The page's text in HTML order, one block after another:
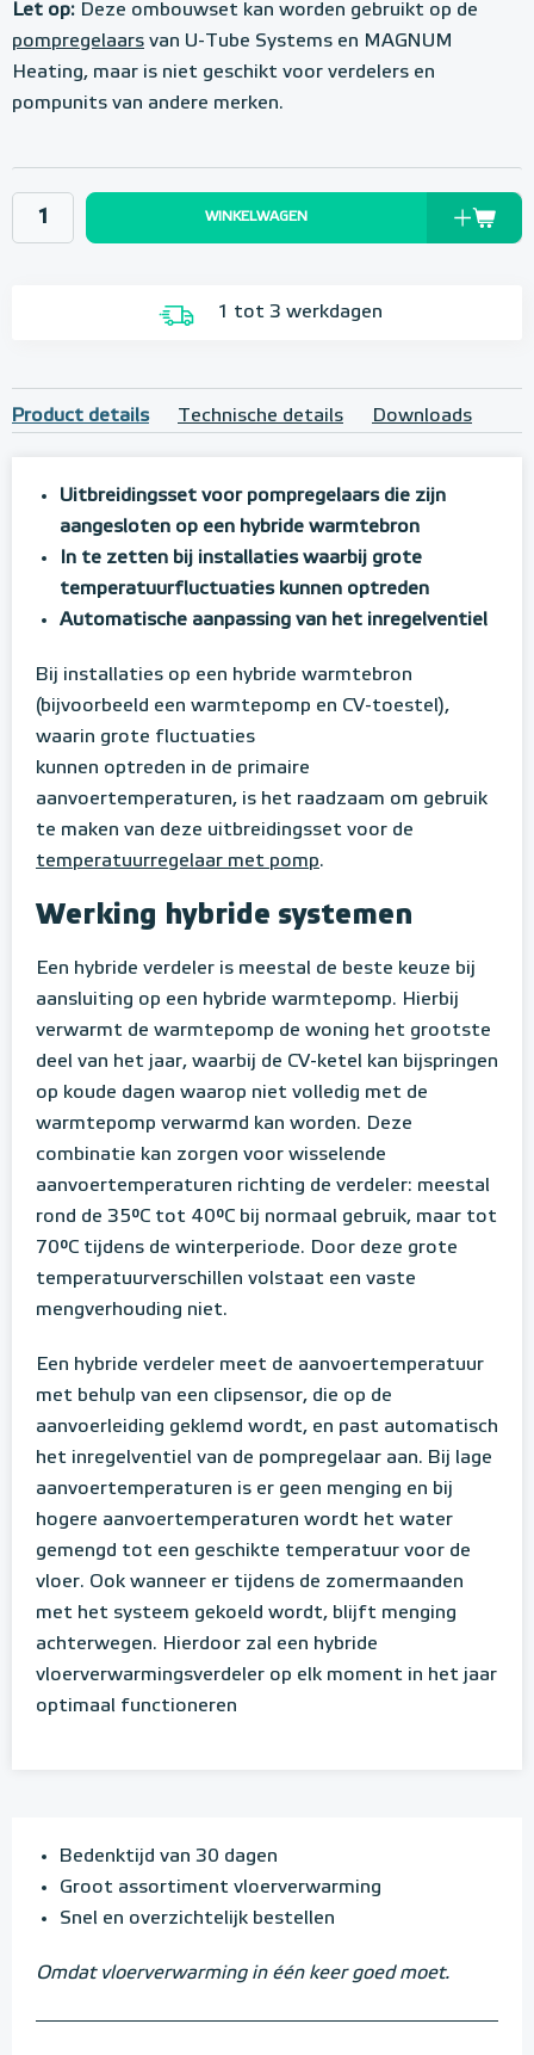
Let op: Deze ombouwset kan worden gebruikt op de
pompregelaars van U-Tube Systems en MAGNUM
Heating, maar is niet geschikt voor verdelers en
pompunits van andere merken.
WINKELWAGEN
1 tot 3 werkdagen
Product details Technische details Downloads
Uitbreidingsset voor pompregelaars die zijn
aangesloten op een hybride warmtebron
In te zetten bij installaties waarbij grote
temperatuurfluctuaties kunnen optreden
Automatische aanpassing van het inregelventiel
Bij installaties op een hybride warmtebron
(bijvoorbeeld een warmtepomp en CV-toestel),
waarin grote fluctuaties
kunnen optreden in de primaire
aanvoertemperaturen, is het raadzaam om gebruik
te maken van deze uitbreidingsset voor de
temperatuurregelaar met pomp.
Werking hybride systemen
Een hybride verdeler is meestal de beste keuze bij
aansluiting op een hybride warmtepomp. Hierbij
verwarmt de warmtepomp de woning het grootste
deel van het jaar, waarbij de CV-ketel kan bijspringen
op koude dagen waarop niet volledig met de
warmtepomp verwarmd kan worden. Deze
combinatie kan zorgen voor wisselende
aanvoertemperaturen richting de verdeler: meestal
rond de 35°C tot 40°C bij normaal gebruik, maar tot
70°C tijdens de winterperiode. Door deze grote
temperatuurverschillen volstaat een vaste
mengverhouding niet.
Een hybride verdeler meet de aanvoertemperatuur
met behulp van een clipsensor, die op de
aanvoerleiding geklemd wordt, en past automatisch
het inregelventiel van de pompregelaar aan. Bij lage
aanvoertemperaturen is er geen menging en bij
hogere aanvoertemperaturen wordt het water
gemengd tot een geschikte temperatuur voor de
vloer. Ook wanneer er tijdens de zomermaanden
met het systeem gekoeld wordt, blijft menging
achterwegen. Hierdoor zal een hybride
vloerverwarmingsverdeler op elk moment in het jaar
optimaal functioneren
Bedenktijd van 30 dagen
Groot assortiment vloerverwarming
Snel en overzichtelijk bestellen
Omdat vloerverwarming in één keer goed moet.